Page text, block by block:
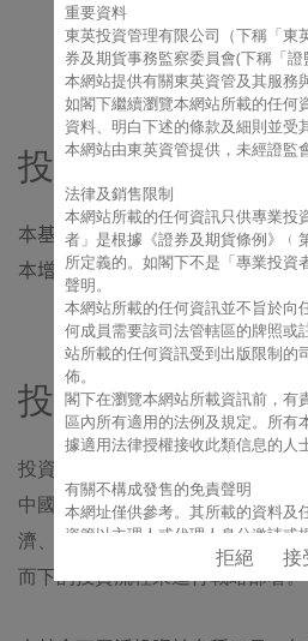
概
投資目標
本基金的投資目標是實現一定風
本增值。
投資策略
投資經理將通過做多和做空在中
中國相關股票來爭取實現投資目
濟、行業比較和企業價值等方面
而下的投資流程來進行戰略部署。
重要資料
東英投資管理有限公司（下稱「東
券及期貨事務監察委員會(下稱「證
本網站提供有關東英資管及其服務
如閣下繼續瀏覽本網站所載的任何
資料、明白下述的條款及細則並受
本網站由東英資管提供，未經證監
法律及銷售限制
本網站所載的任何資訊只供專業投
者」是根據《證券及期貨條例》﹙
所定義的。如閣下不是「專業投資
聲明。
本網站所載的任何資訊並不旨於向
何成員需要該司法管轄區的牌照或
站所載的任何資訊受到出版限制的
佈。
閣下在瀏覽本網站所載資訊前，有
區內所有適用的法例及規定。所有
據適用法律授權接收此類信息的人
有關不構成發售的免責聲明
本網址僅供參考。其所載的資料及
資管以主理人或代理人身分邀請或
任何證券、期貨、期權或其他金融
見或服務。
拒絕 接